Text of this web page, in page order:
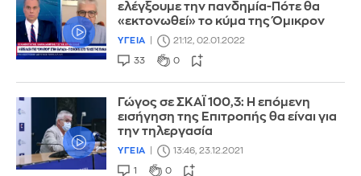
ελέγξουμε την πανδημία-Πότε θα
«εκτονωθεί» το κύμα της Όμικρον
ΥΓΕΙΑ 21:12, 02.01.2022
33 0
Γώγος σε ΣΚΑΪ 100,3: Η επόμενη
εισήγηση της Επιτροπής θα είναι για
την τηλεργασία
ΥΓΕΙΑ 13:46, 23.12.2021
1 0